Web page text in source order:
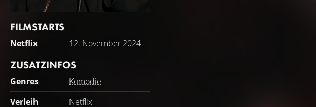
FILMSTARTS
Netflix 12. November 2024
ZUSATZINFOS
Genres
Komödie
Verleih
Netflix